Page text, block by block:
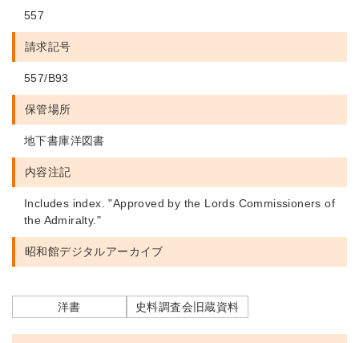
557
請求記号
557/B93
保管場所
地下書庫洋図書
内容注記
Includes index. "Approved by the Lords Commissioners of
the Admiralty."
昭和館デジタルアーカイブ
洋書 史料調査会旧蔵資料